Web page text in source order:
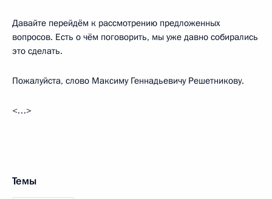
Давайте перейдём к рассмотрению предложенных
вопросов. Есть о чём поговорить, мы уже давно собирались
это сделать.
Пожалуйста, слово Максиму Геннадьевичу Решетникову.
<…>
Темы